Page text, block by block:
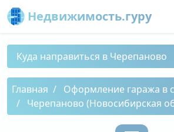
Недвижимость.гуру
Куда направиться в Черепаново
Главная
Оформление гаража в
Черепаново (Новосибирская